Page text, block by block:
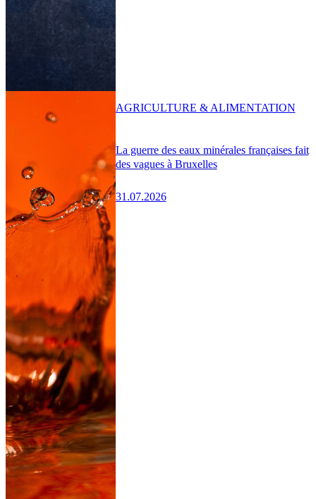
La guerre des eaux minérales françaises fait
des vagues à Bruxelles
31.07.2026
AGRICULTURE & ALIMENTATION